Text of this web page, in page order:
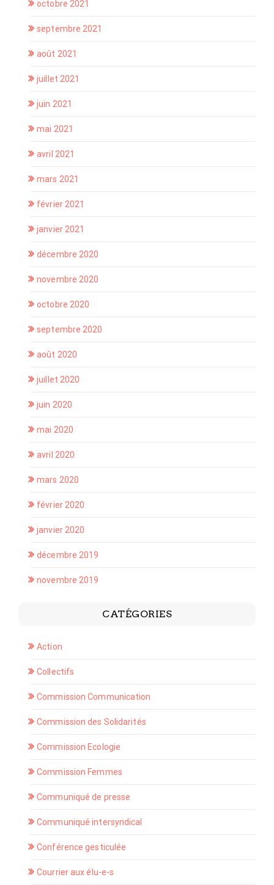
octobre 2021
septembre 2021
août 2021
juillet 2021
juin 2021
mai 2021
avril 2021
mars 2021
février 2021
janvier 2021
décembre 2020
novembre 2020
octobre 2020
septembre 2020
août 2020
juillet 2020
juin 2020
mai 2020
avril 2020
mars 2020
février 2020
janvier 2020
décembre 2019
novembre 2019
CATÉGORIES
Action
Collectifs
Commission Communication
Commission des Solidarités
Commission Ecologie
Commission Femmes
Communiqué de presse
Communiqué intersyndical
Conférence gesticulée
Courrier aux élu-e-s